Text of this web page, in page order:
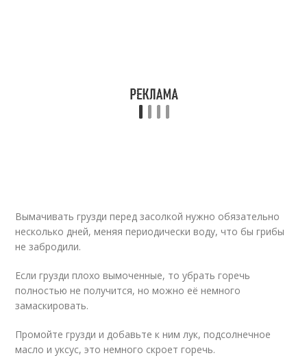
Вымачивать грузди перед засолкой нужно обязательно
несколько дней, меняя периодически воду, что бы грибы
не забродили.
Если грузди плохо вымоченные, то убрать горечь
полностью не получится, но можно её немного
замаскировать.
Промойте грузди и добавьте к ним лук, подсолнечное
масло и уксус, это немного скроет горечь.